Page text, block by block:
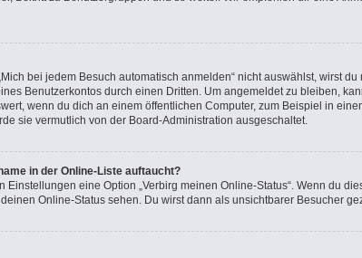
bei jedem Besuch automatisch anmelden“ nicht auswählst, wirst du
Benutzerkontos durch einen Dritten. Um angemeldet zu bleiben,
wenn du dich an einem öffentlichen Computer, zum Beispiel in
sie vermutlich von der Board-Administration ausgeschaltet.
in der Online-Liste auftaucht?
eine Option „Verbirg meinen Online-Status“. Wenn du
Online-Status sehen. Du wirst dann als unsichtbarer Besucher